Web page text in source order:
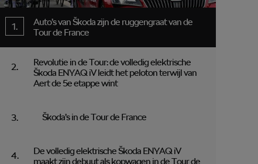
Auto’s van Škoda zijn de ruggengraat van de
Tour de France
Revolutie in de Tour: de volledig elektrische
Škoda ENYAQ iV leidt het peloton terwijl van
Aert de 5e etappe wint
Škoda’s in de Tour de France
De volledig elektrische Škoda ENYAQ iV
maakt zijn debuut als kopwagen in de Tour de